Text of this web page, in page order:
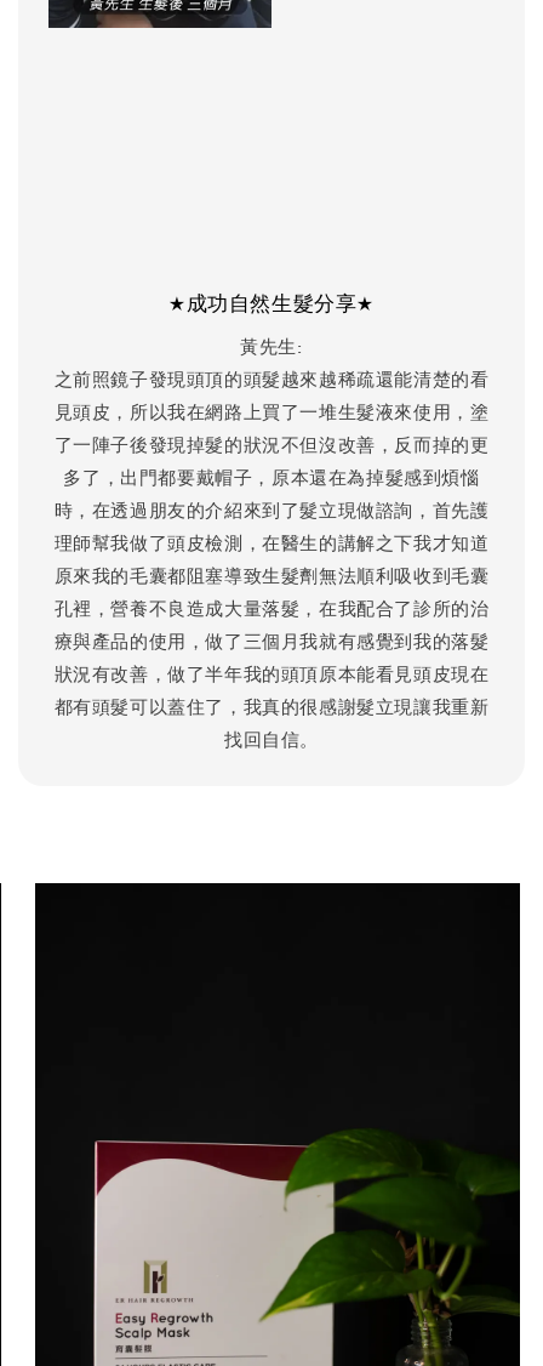
★成功自然生髮分享★
黃先生:
之前照鏡子發現頭頂的頭髮越來越稀疏還能清楚的看
見頭皮，所以我在網路上買了一堆生髮液來使用，塗
了一陣子後發現掉髮的狀況不但沒改善，反而掉的更
多了，出門都要戴帽子，原本還在為掉髮感到煩惱
時，在透過朋友的介紹來到了髮立現做諮詢，首先護
理師幫我做了頭皮檢測，在醫生的講解之下我才知道
原來我的毛囊都阻塞導致生髮劑無法順利吸收到毛囊
孔裡，營養不良造成大量落髮，在我配合了診所的治
療與產品的使用，做了三個月我就有感覺到我的落髮
狀況有改善，做了半年我的頭頂原本能看見頭皮現在
都有頭髮可以蓋住了，我真的很感謝髮立現讓我重新
找回自信。